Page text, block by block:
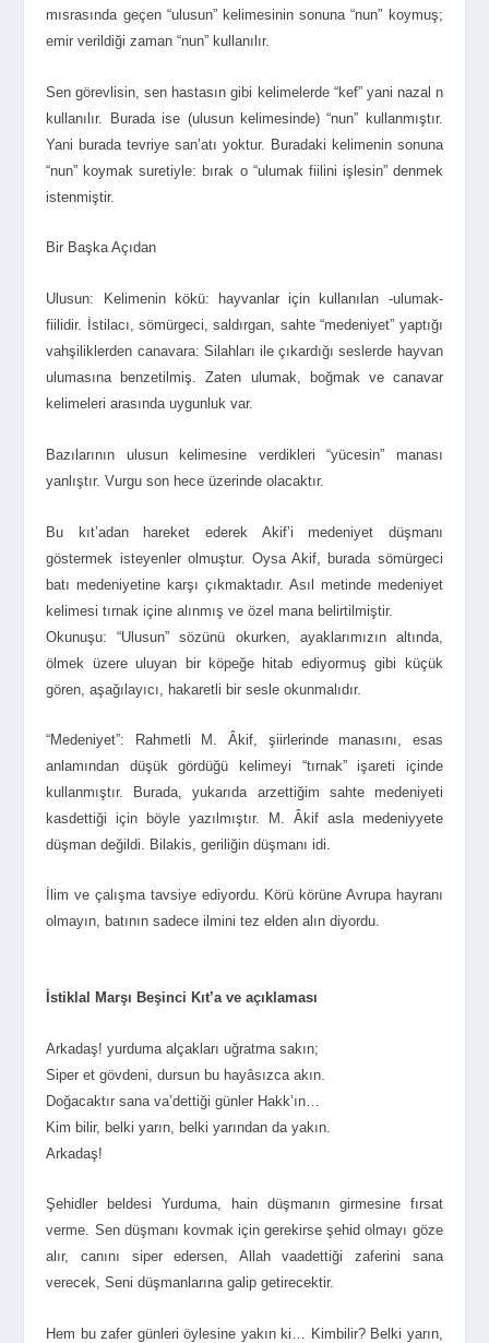
mısrasında geçen “ulusun” kelimesinin sonuna “nun” koymuş;
emir verildiği zaman “nun” kullanılır.
Sen görevlisin, sen hastasın gibi kelimelerde “kef” yani nazal n
kullanılır. Burada ise (ulusun kelimesinde) “nun” kullanmıştır.
Yani burada tevriye san’atı yoktur. Buradaki kelimenin sonuna
“nun” koymak suretiyle: bırak o “ulumak fiilini işlesin” denmek
istenmiştir.
Bir Başka Açıdan
Ulusun: Kelimenin kökü: hayvanlar için kullanılan -ulumak-
fiilidir. İstilacı, sömürgeci, saldırgan, sahte “medeniyet” yaptığı
vahşiliklerden canavara: Silahları ile çıkardığı seslerde hayvan
ulumasına benzetilmiş. Zaten ulumak, boğmak ve canavar
kelimeleri arasında uygunluk var.
Bazılarının ulusun kelimesine verdikleri “yücesin” manası
yanlıştır. Vurgu son hece üzerinde olacaktır.
Bu kıt’adan hareket ederek Akif’i medeniyet düşmanı
göstermek isteyenler olmuştur. Oysa Akif, burada sömürgeci
batı medeniyetine karşı çıkmaktadır. Asıl metinde medeniyet
kelimesi tırnak içine alınmış ve özel mana belirtilmiştir.
Okunuşu: “Ulusun” sözünü okurken, ayaklarımızın altında,
ölmek üzere uluyan bir köpeğe hitab ediyormuş gibi küçük
gören, aşağılayıcı, hakaretli bir sesle okunmalıdır.
“Medeniyet”: Rahmetli M. Âkif, şiirlerinde manasını, esas
anlamından düşük gördüğü kelimeyi “tırnak” işareti içinde
kullanmıştır. Burada, yukarıda arzettiğim sahte medeniyeti
kasdettiği için böyle yazılmıştır. M. Âkif asla medeniyyete
düşman değildi. Bilakis, geriliğin düşmanı idi.
İlim ve çalışma tavsiye ediyordu. Körü körüne Avrupa hayranı
olmayın, batının sadece ilmini tez elden alın diyordu.
İstiklal Marşı Beşinci Kıt’a ve açıklaması
Arkadaş! yurduma alçakları uğratma sakın;
Siper et gövdeni, dursun bu hayâsızca akın.
Doğacaktır sana va’dettiği günler Hakk’ın…
Kim bilir, belki yarın, belki yarından da yakın.
Arkadaş!
Şehidler beldesi Yurduma, hain düşmanın girmesine fırsat
verme. Sen düşmanı kovmak için gerekirse şehid olmayı göze
alır, canını siper edersen, Allah vaadettiği zaferini sana
verecek, Seni düşmanlarına galip getirecektir.
Hem bu zafer günleri öylesine yakın ki… Kimbilir? Belki yarın,